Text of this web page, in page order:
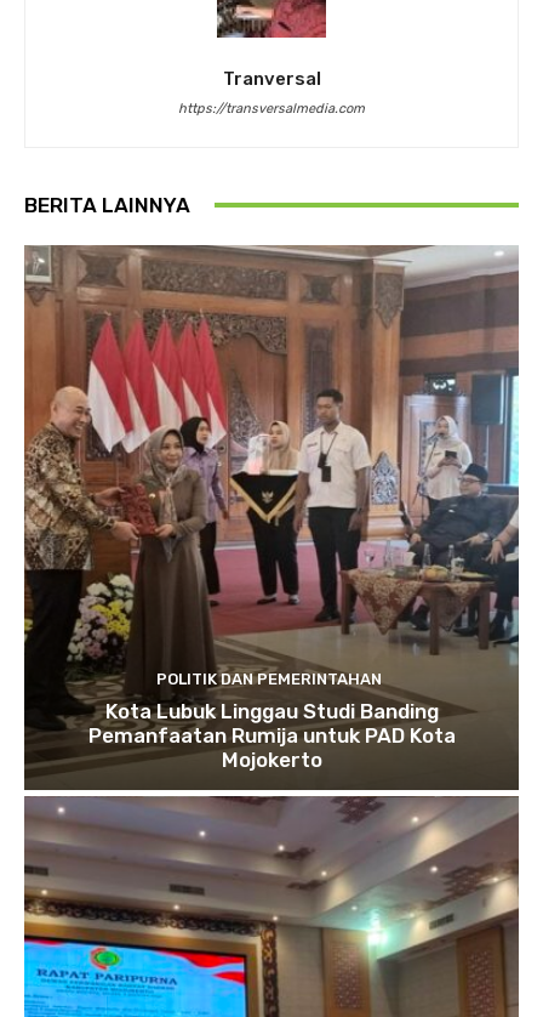
Tranversal
https://transversalmedia.com
BERITA LAINNYA
POLITIK DAN PEMERINTAHAN
Kota Lubuk Linggau Studi Banding
Pemanfaatan Rumija untuk PAD Kota
Mojokerto